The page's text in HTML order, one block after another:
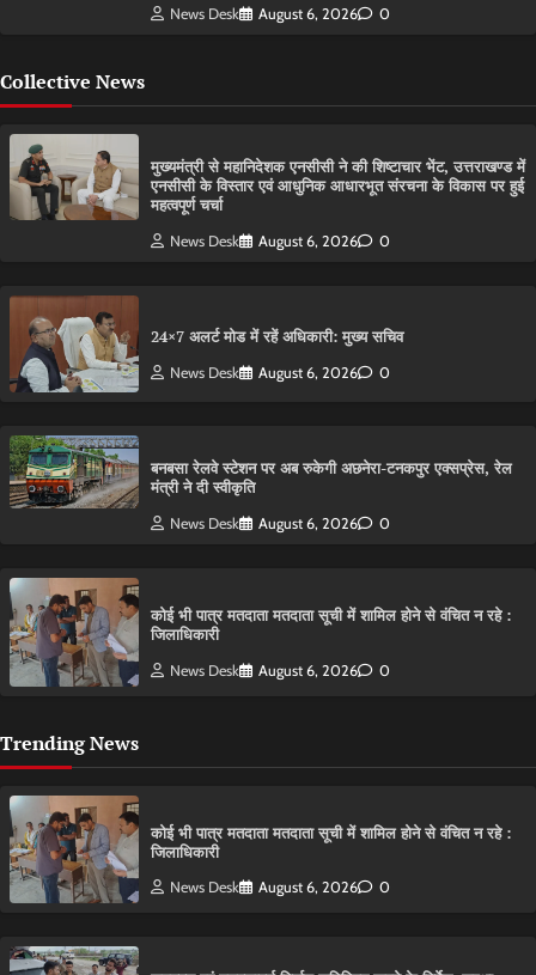
News Desk August 6, 2026 0
Collective News
मुख्यमंत्री से महानिदेशक एनसीसी ने की शिष्टाचार भेंट, उत्तराखण्ड में
एनसीसी के विस्तार एवं आधुनिक आधारभूत संरचना के विकास पर हुई
महत्वपूर्ण चर्चा
News Desk August 6, 2026 0
24×7 अलर्ट मोड में रहें अधिकारी: मुख्य सचिव
News Desk August 6, 2026 0
बनबसा रेलवे स्टेशन पर अब रुकेगी अछनेरा-टनकपुर एक्सप्रेस, रेल
मंत्री ने दी स्वीकृति
News Desk August 6, 2026 0
कोई भी पात्र मतदाता मतदाता सूची में शामिल होने से वंचित न रहे :
जिलाधिकारी
News Desk August 6, 2026 0
Trending News
कोई भी पात्र मतदाता मतदाता सूची में शामिल होने से वंचित न रहे :
जिलाधिकारी
News Desk August 6, 2026 0